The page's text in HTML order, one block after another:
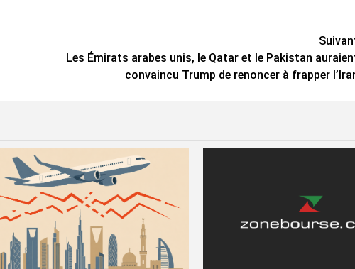
Les Émirats arabes unis, le Qatar et le Pakistan
convaincu Trump de renoncer à frapper